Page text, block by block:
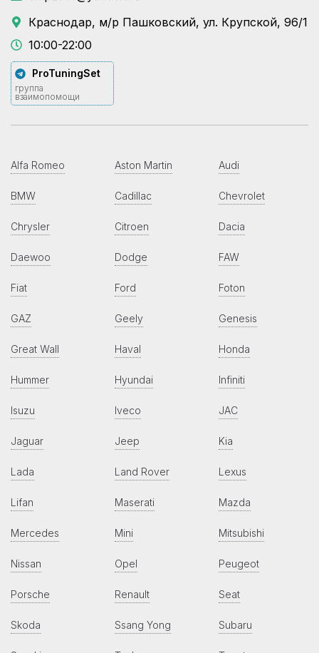
Краснодар, м/р Пашковский, ул. Крупской, 96/1
10:00-22:00
ProTuningSet
группа
взаимопомощи
Alfa Romeo Aston Martin Audi
BMW Cadillac Chevrolet
Chrysler Citroen Dacia
Daewoo Dodge FAW
Fiat Ford Foton
GAZ Geely Genesis
Great Wall Haval Honda
Hummer Hyundai Infiniti
Isuzu Iveco JAC
Jaguar Jeep Kia
Lada Land Rover Lexus
Lifan Maserati Mazda
Mercedes Mini Mitsubishi
Nissan Opel Peugeot
Porsche Renault Seat
Skoda Ssang Yong Subaru